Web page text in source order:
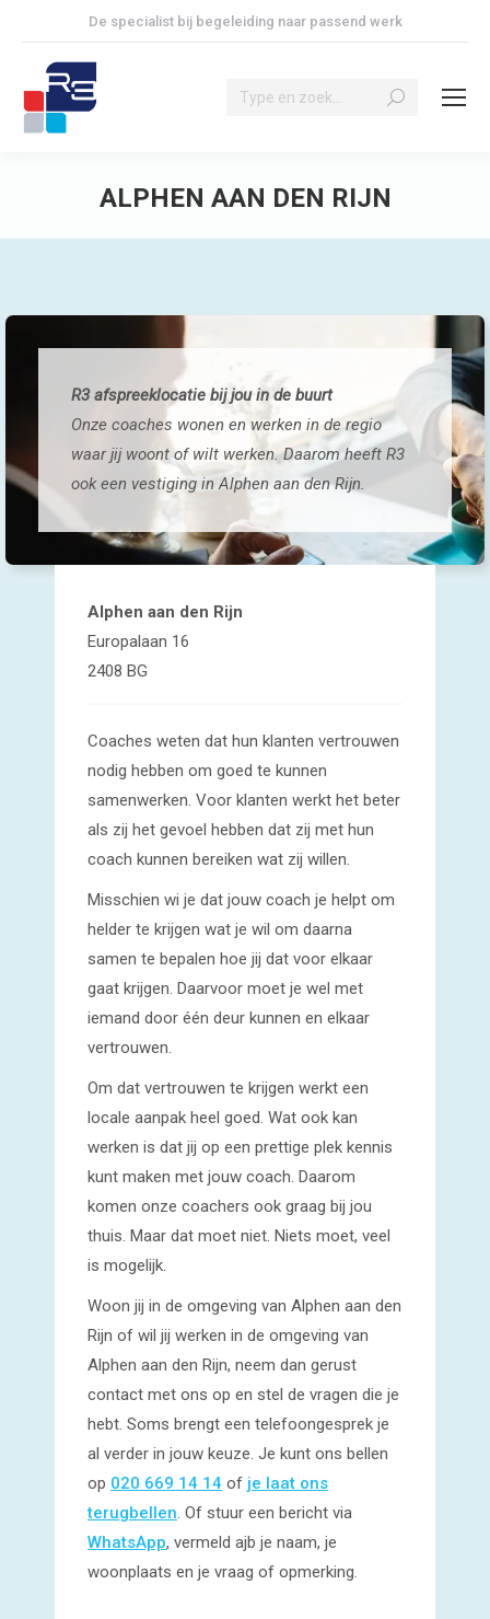
De specialist bij begeleiding naar passend werk
Search:
ALPHEN AAN DEN RIJN
R3 afspreeklocatie bij jou in de buurt
Onze coaches wonen en werken in de regio
waar jij woont of wilt werken. Daarom heeft R3
ook een vestiging in Alphen aan den Rijn.
Alphen aan den Rijn
Europalaan 16
2408 BG
Coaches weten dat hun klanten vertrouwen
nodig hebben om goed te kunnen
samenwerken. Voor klanten werkt het beter
als zij het gevoel hebben dat zij met hun
coach kunnen bereiken wat zij willen.
Misschien wi je dat jouw coach je helpt om
helder te krijgen wat je wil om daarna
samen te bepalen hoe jij dat voor elkaar
gaat krijgen. Daarvoor moet je wel met
iemand door één deur kunnen en elkaar
vertrouwen.
Om dat vertrouwen te krijgen werkt een
locale aanpak heel goed. Wat ook kan
werken is dat jij op een prettige plek kennis
kunt maken met jouw coach. Daarom
komen onze coachers ook graag bij jou
thuis. Maar dat moet niet. Niets moet, veel
is mogelijk.
Woon jij in de omgeving van Alphen aan den
Rijn of wil jij werken in de omgeving van
Alphen aan den Rijn, neem dan gerust
contact met ons op en stel de vragen die je
hebt. Soms brengt een telefoongesprek je
al verder in jouw keuze. Je kunt ons bellen
op 020 669 14 14 of je laat ons
terugbellen. Of stuur een bericht via
WhatsApp, vermeld ajb je naam, je
woonplaats en je vraag of opmerking.